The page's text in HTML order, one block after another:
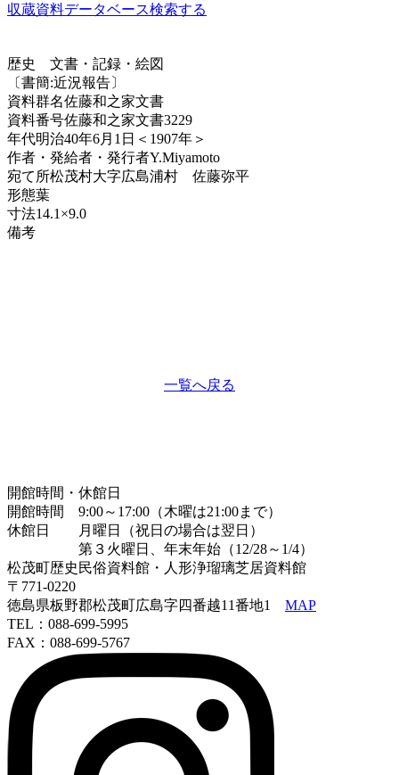
収蔵資料データベース検索する
歴史
文書・記録・絵図
〔書簡:近況報告〕
資料群名佐藤和之家文書
資料番号佐藤和之家文書3229
年代明治40年6月1日＜1907年＞
作者・発給者・発行者Y.Miyamoto
宛て所松茂村大字広島浦村 佐藤弥平
形態葉
寸法14.1×9.0
備考
一覧へ戻る
開館時間・休館日
開館時間 9:00～17:00（木曜は21:00まで）
休館日 月曜日（祝日の場合は翌日）
第３火曜日、年末年始（12/28～1/4）
松茂町歴史民俗資料館・人形浄瑠璃芝居資料館
〒771-0220
徳島県板野郡松茂町広島字四番越11番地1 MAP
TEL：088-699-5995
FAX：088-699-5767